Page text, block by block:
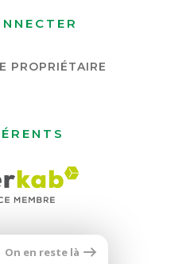
PROPRIÉTAIRE
On en reste là